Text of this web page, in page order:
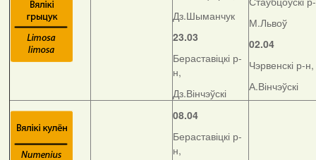
Дз.Шыманчук
23.03
Бераставіцкі р-
н,
Дз.Вінчэўскі
М.Львоў
02.04
Чэрвенскі р-н,
А.Вінчэўскі
08.04
Бераставіцкі р-
н,